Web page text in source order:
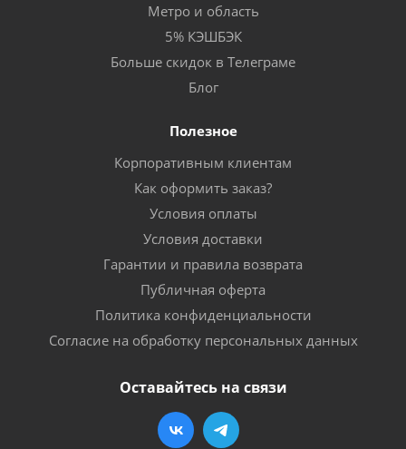
Метро и область
5% КЭШБЭК
Больше скидок в Телеграме
Блог
Полезное
Корпоративным клиентам
Как оформить заказ?
Условия оплаты
Условия доставки
Гарантии и правила возврата
Публичная оферта
Политика конфиденциальности
Согласие на обработку персональных данных
Оставайтесь на связи